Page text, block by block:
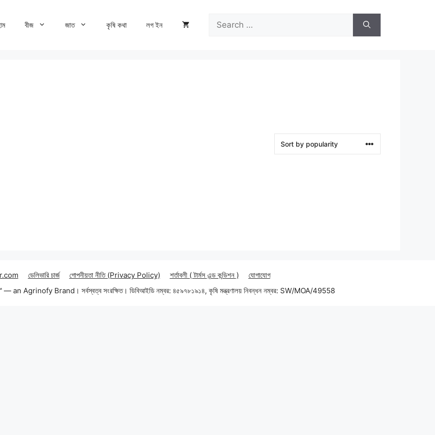
বীজ জাত কৃষি কথা লগ ইন
Search
for:
ডেলিভারি চার্জ গোপনীয়তা নীতি (Privacy Policy) শর্তাবলী ( টার্মস এন্ড কন্ডিশন )
যোগাযোগ
Agrinofy Brand। সর্বস্বত্ব সংরক্ষিত। ডিবিআইডি নম্বর: ৪৫৯৭৮১৯১৪, কৃষি মন্ত্রণালয় নিবন্ধন নম্বর: SW/MOA/49558